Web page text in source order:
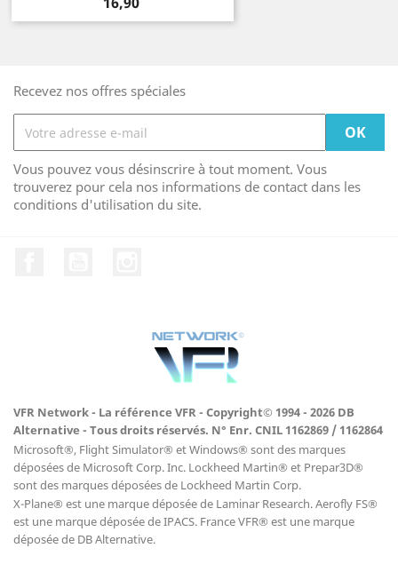
Recevez nos offres spéciales
Vous pouvez vous désinscrire à tout moment. Vous
trouverez pour cela nos informations de contact dans les
conditions d'utilisation du site.
VFR Network - La référence VFR - Copyright© 1994 - 2026 DB
Alternative - Tous droits réservés. N° Enr. CNIL 1162869 / 1162864
Microsoft®, Flight Simulator® et Windows® sont des marques
déposées de Microsoft Corp. Inc. Lockheed Martin® et Prepar3D®
sont des marques déposées de Lockheed Martin Corp.
X-Plane® est une marque déposée de Laminar Research. Aerofly FS®
est une marque déposée de IPACS. France VFR® est une marque
déposée de DB Alternative.